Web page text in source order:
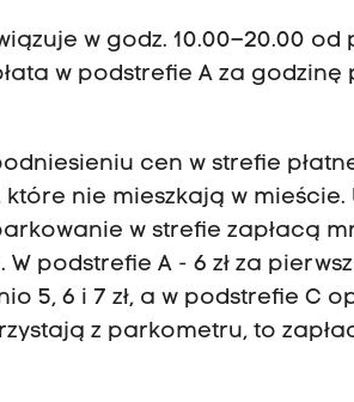
w godz. 10.00–20.00 od
w podstrefie A za godzinę
cen w strefie
nie mieszkają w mieście.
w strefie zapłacą
podstrefie A - 6 zł za
5, 6 i 7 zł, a w podstrefie C
z parkometru, to